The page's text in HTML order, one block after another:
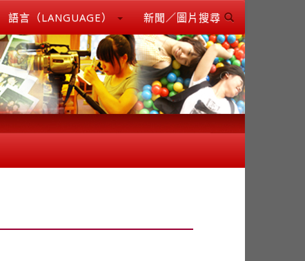
語言（LANGUAGE） 新聞／圖片搜尋